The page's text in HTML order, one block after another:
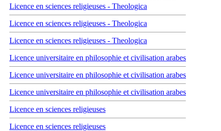
Licence en sciences religieuses - Theologica
Licence en sciences religieuses - Theologica
Licence en sciences religieuses - Theologica
Licence universitaire en philosophie et civilisation arabes
Licence universitaire en philosophie et civilisation arabes
Licence universitaire en philosophie et civilisation arabes
Licence en sciences religieuses
Licence en sciences religieuses